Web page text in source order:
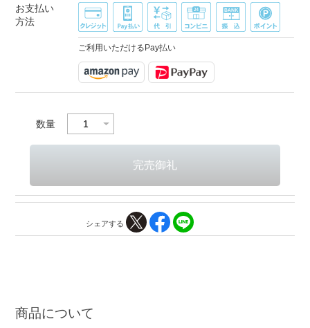
お支払い
方法
ご利用いただけるPay払い
数量
シェアする
商品について